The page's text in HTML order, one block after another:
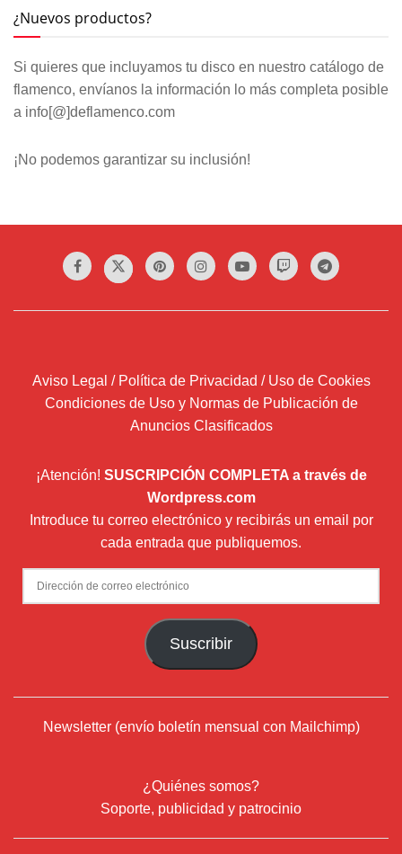
¿Nuevos productos?
Si quieres que incluyamos tu disco en nuestro catálogo de
flamenco, envíanos la información lo más completa posible
a info[@]deflamenco.com
¡No podemos garantizar su inclusión!
Aviso Legal / Política de Privacidad / Uso de Cookies
Condiciones de Uso y Normas de Publicación de
Anuncios Clasificados
¡Atención! SUSCRIPCIÓN COMPLETA a través de
Wordpress.com
Introduce tu correo electrónico y recibirás un email por
cada entrada que publiquemos.
Dirección
de
Suscribir
Newsletter (envío boletín mensual con Mailchimp)
¿Quiénes somos?
Soporte, publicidad y patrocinio